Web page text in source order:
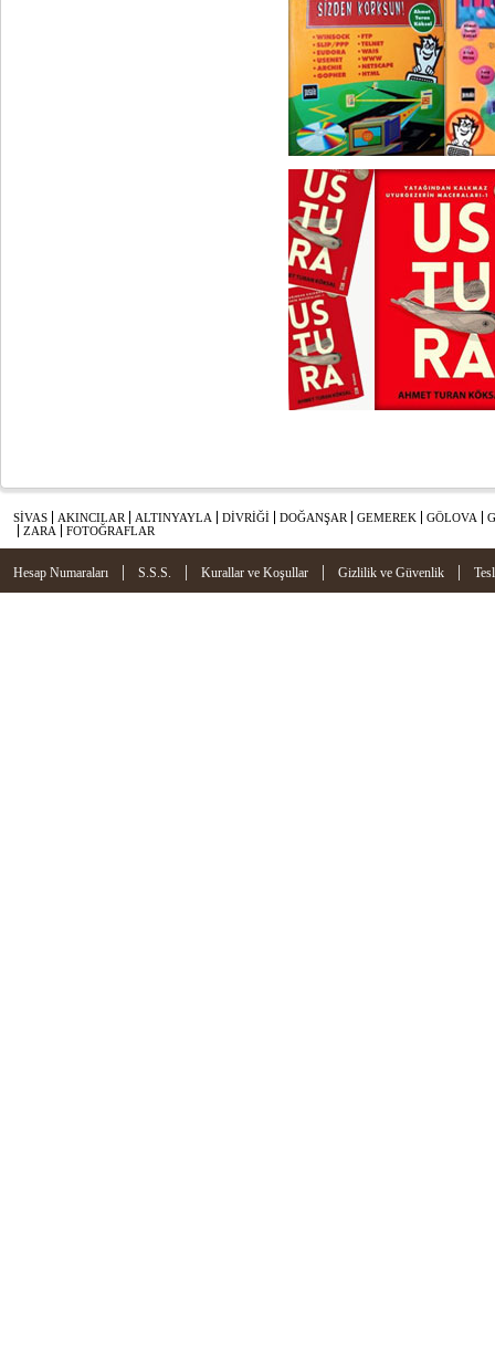
SİVAS AKINCILAR ALTINYAYLA DİVRİĞİ DOĞANŞAR GEMEREK GÖLOVA
ZARA
FOTOĞRAFLAR
Hesap Numaraları | S.S.S. | Kurallar ve Koşullar | Gizlilik ve Güvenlik |